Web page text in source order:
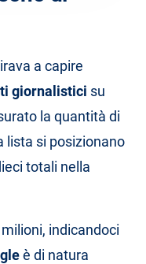
a capire
giornalistici su
la quantità di
lista si posizionano
totali nella
indicandoci
è di natura